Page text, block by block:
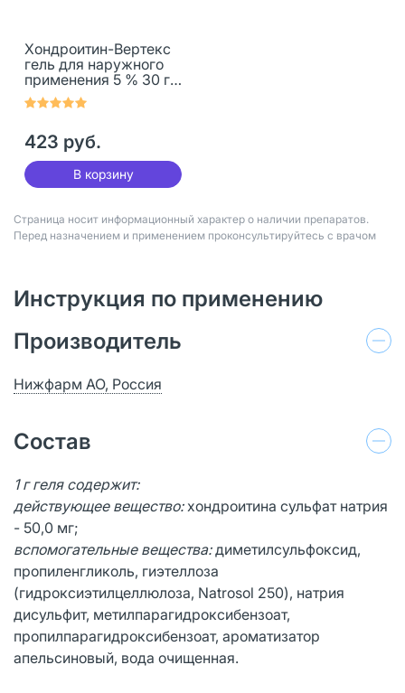
Хондроитин-Вертекс
гель для наружного
применения 5 % 30 г 1
шт
423 руб.
В корзину
Страница носит информационный характер о наличии препаратов.
Перед назначением и применением проконсультируйтесь с врачом
Инструкция по применению
Производитель
Нижфарм АО, Россия
Состав
1 г геля содержит:
действующее вещество: хондроитина сульфат натрия
- 50,0 мг;
вспомогательные вещества:диметилсульфоксид,
пропиленгликоль, гиэтеллоза
(гидроксиэтилцеллюлоза, Natrosol 250), натрия
дисульфит, метилпарагидроксибензоат,
пропилпарагидроксибензоат, ароматизатор
апельсиновый, вода очищенная.